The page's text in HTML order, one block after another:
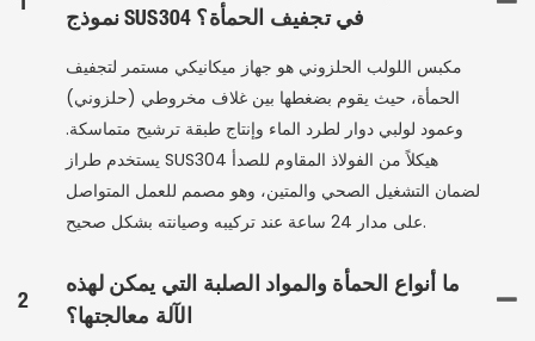
نموذج SUS304 في تجفيف الحمأة؟
مكبس اللولب الحلزوني هو جهاز ميكانيكي مستمر لتجفيف
الحمأة، حيث يقوم بضغطها بين غلاف مخروطي (حلزوني)
وعمود لولبي دوار لطرد الماء وإنتاج طبقة ترشيح متماسكة.
يستخدم طراز SUS304 هيكلاً من الفولاذ المقاوم للصدأ
لضمان التشغيل الصحي والمتين، وهو مصمم للعمل المتواصل
على مدار 24 ساعة عند تركيبه وصيانته بشكل صحيح.
2
ما أنواع الحمأة والمواد الصلبة التي يمكن لهذه
الآلة معالجتها؟